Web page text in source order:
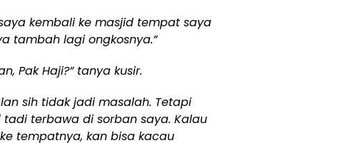
kembali ke masjid tempat saya
tambah lagi ongkosnya.”
Pak Haji?” tanya kusir.
sih tidak jadi masalah. Tetapi
terbawa di sorban saya. Kalau
tempatnya, kan bisa kacau